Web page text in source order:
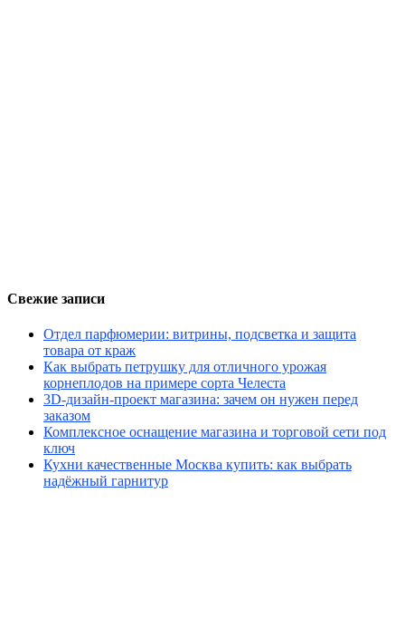
Свежие записи
Отдел парфюмерии: витрины, подсветка и защита
товара от краж
Как выбрать петрушку для отличного урожая
корнеплодов на примере сорта Челеста
3D-дизайн-проект магазина: зачем он нужен перед
заказом
Комплексное оснащение магазина и торговой сети под
ключ
Кухни качественные Москва купить: как выбрать
надёжный гарнитур